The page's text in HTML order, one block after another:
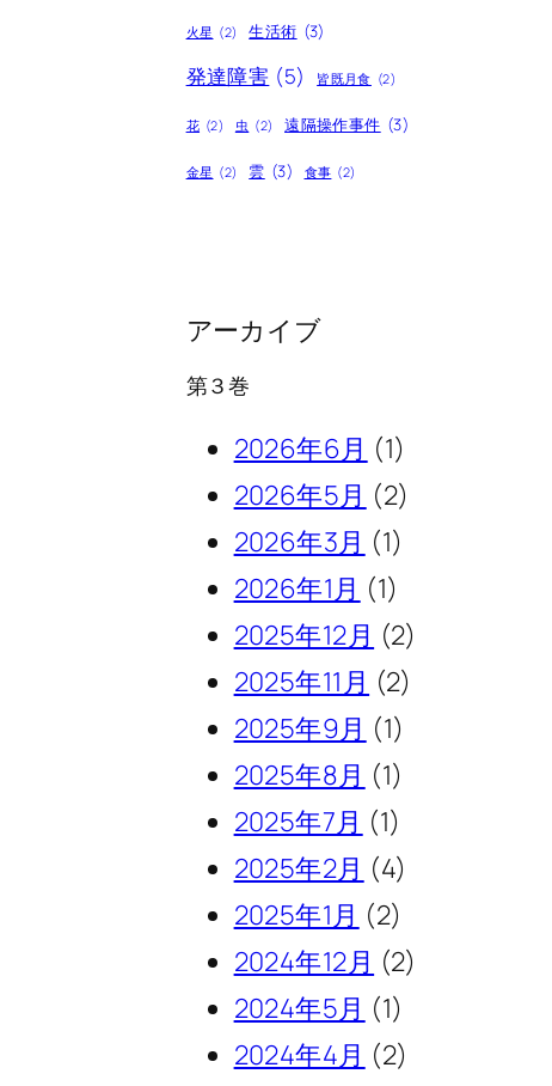
火星 (2) 生活術 (3)
発達障害 (5) 皆既月食 (2)
花 (2) 虫 (2) 遠隔操作事件 (3)
金星 (2) 雲 (3) 食事 (2)
アーカイブ
第３巻
2026年6月 (1)
2026年5月 (2)
2026年3月 (1)
2026年1月 (1)
2025年12月 (2)
2025年11月 (2)
2025年9月 (1)
2025年8月 (1)
2025年7月 (1)
2025年2月 (4)
2025年1月 (2)
2024年12月 (2)
2024年5月 (1)
2024年4月 (2)